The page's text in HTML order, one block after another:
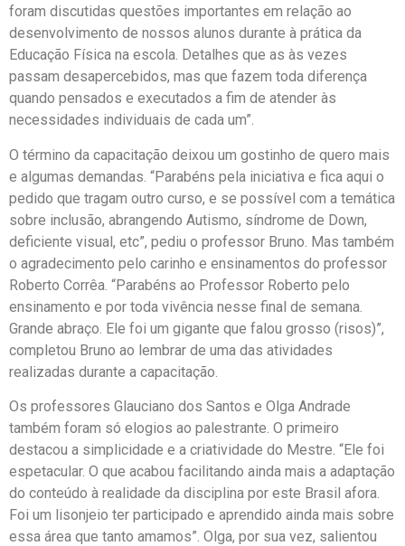
foram discutidas questões importantes em relação ao
desenvolvimento de nossos alunos durante à prática da
Educação Física na escola. Detalhes que as às vezes
passam desapercebidos, mas que fazem toda diferença
quando pensados e executados a fim de atender às
necessidades individuais de cada um”.
O término da capacitação deixou um gostinho de quero mais
e algumas demandas. “Parabéns pela iniciativa e fica aqui o
pedido que tragam outro curso, e se possível com a temática
sobre inclusão, abrangendo Autismo, síndrome de Down,
deficiente visual, etc”, pediu o professor Bruno. Mas também
o agradecimento pelo carinho e ensinamentos do professor
Roberto Corrêa. “Parabéns ao Professor Roberto pelo
ensinamento e por toda vivência nesse final de semana.
Grande abraço. Ele foi um gigante que falou grosso (risos)”,
completou Bruno ao lembrar de uma das atividades
realizadas durante a capacitação.
Os professores Glauciano dos Santos e Olga Andrade
também foram só elogios ao palestrante. O primeiro
destacou a simplicidade e a criatividade do Mestre. “Ele foi
espetacular. O que acabou facilitando ainda mais a adaptação
do conteúdo à realidade da disciplina por este Brasil afora.
Foi um lisonjeio ter participado e aprendido ainda mais sobre
essa área que tanto amamos”. Olga, por sua vez, salientou